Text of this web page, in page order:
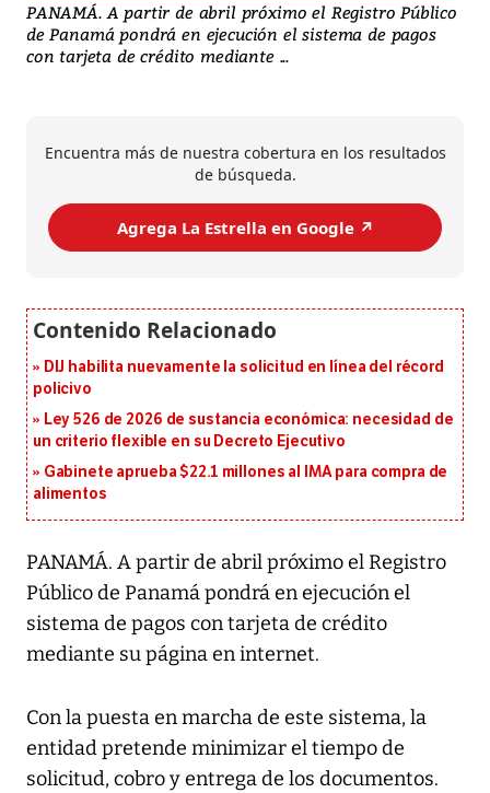
PANAMÁ. A partir de abril próximo el Registro Público
de Panamá pondrá en ejecución el sistema de pagos
con tarjeta de crédito mediante ...
Encuentra más de nuestra cobertura en los resultados
de búsqueda.
Agrega La Estrella en Google ↗️
DIJ habilita nuevamente la solicitud en línea del récord
policivo
Ley 526 de 2026 de sustancia económica: necesidad de
un criterio flexible en su Decreto Ejecutivo
Gabinete aprueba $22.1 millones al IMA para compra de
alimentos
PANAMÁ. A partir de abril próximo el Registro
Público de Panamá pondrá en ejecución el
sistema de pagos con tarjeta de crédito
mediante su página en internet.
Con la puesta en marcha de este sistema, la
entidad pretende minimizar el tiempo de
solicitud, cobro y entrega de los documentos.